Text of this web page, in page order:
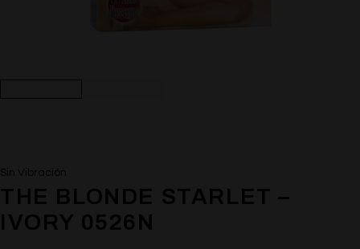
Sin Vibración
THE BLONDE STARLET –
IVORY 0526N